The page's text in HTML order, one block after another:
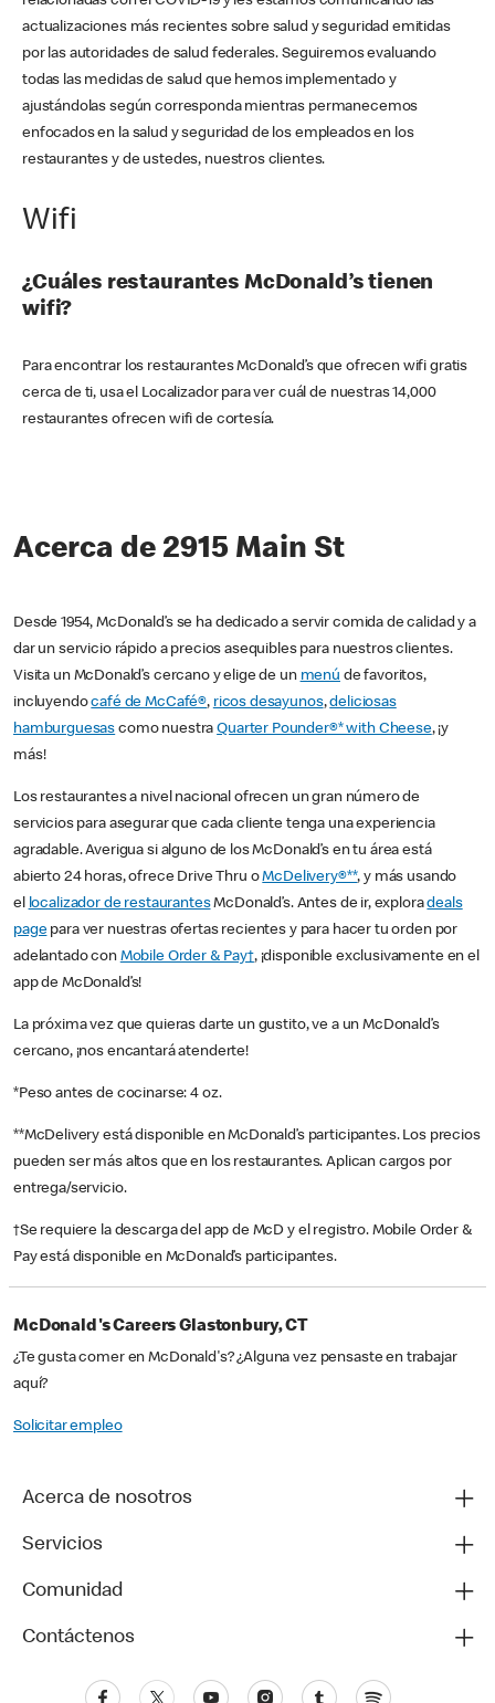
actualizaciones más recientes sobre salud y seguridad emitidas
por las autoridades de salud federales. Seguiremos evaluando
todas las medidas de salud que hemos implementado y
ajustándolas según corresponda mientras permanecemos
enfocados en la salud y seguridad de los empleados en los
restaurantes y de ustedes, nuestros clientes.
Wifi
¿Cuáles restaurantes McDonald’s tienen
wifi?
Para encontrar los restaurantes McDonald’s que ofrecen wifi gratis
cerca de ti, usa el Localizador para ver cuál de nuestras 14,000
restaurantes ofrecen wifi de cortesía.
Acerca de 2915 Main St
Desde 1954, McDonald’s se ha dedicado a servir comida de calidad y a
dar un servicio rápido a precios asequibles para nuestros clientes.
Visita un McDonald’s cercano y elige de un menú de favoritos,
incluyendocafé de McCafé®, ricos desayunos,deliciosas
hamburguesas como nuestraQuarter Pounder®* with Cheese, ¡y
más!
Los restaurantes a nivel nacional ofrecen un gran número de
servicios para asegurar que cada cliente tenga una experiencia
agradable. Averigua si alguno de los McDonald’s en tu área está
abierto 24 horas, ofrece Drive Thru oMcDelivery®**, y más usando
el localizador de restaurantesMcDonald’s. Antes de ir, exploradeals
pagepara ver nuestras ofertas recientes y para hacer tu orden por
adelantado con Mobile Order & Pay†, ¡disponible exclusivamente en el
app de McDonald’s!
La próxima vez que quieras darte un gustito, ve a un McDonald’s
cercano, ¡nos encantará atenderte!
*Peso antes de cocinarse: 4 oz.
**McDelivery está disponible en McDonald’s participantes. Los precios
pueden ser más altos que en los restaurantes. Aplican cargos por
entrega/servicio.
†Se requiere la descarga del app de McD y el registro. Mobile Order &
Pay está disponible en McDonald’s participantes.
McDonald's Careers Glastonbury, CT
¿Te gusta comer en McDonald's? ¿Alguna vez pensaste en trabajar
aquí?
Solicitar empleo
Acerca de nosotros
Servicios
Comunidad
Contáctenos